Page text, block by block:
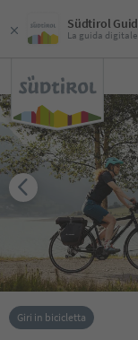
Südtirol
La guida
Giri in bicicletta